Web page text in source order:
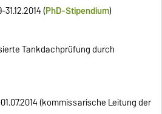
31.12.2014 (PhD-Stipendium)
Tankdachprüfung durch
01.07.2014 (kommissarische Leitung der